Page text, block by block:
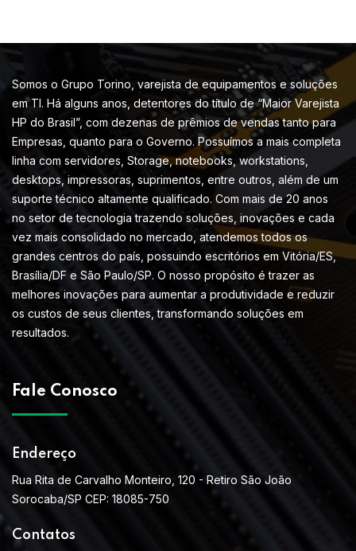
Somos o Grupo Torino, varejista de equipamentos e soluções
em TI. Há alguns anos, detentores do título de “Maior Varejista
HP do Brasil”, com dezenas de prêmios de vendas tanto para
Empresas, quanto para o Governo. Possuímos a mais completa
linha com servidores, Storage, notebooks, workstations,
desktops, impressoras, suprimentos, entre outros, além de um
suporte técnico altamente qualificado. Com mais de 20 anos
no setor de tecnologia trazendo soluções, inovações e cada
vez mais consolidado no mercado, atendemos todos os
grandes centros do país, possuindo escritórios em Vitória/ES,
Brasília/DF e São Paulo/SP. O nosso propósito é trazer as
melhores inovações para aumentar a produtividade e reduzir
os custos de seus clientes, transformando soluções em
resultados.
Fale Conosco
Endereço
Rua Rita de Carvalho Monteiro, 120 - Retiro São João
Sorocaba/SP CEP: 18085-750
Contatos